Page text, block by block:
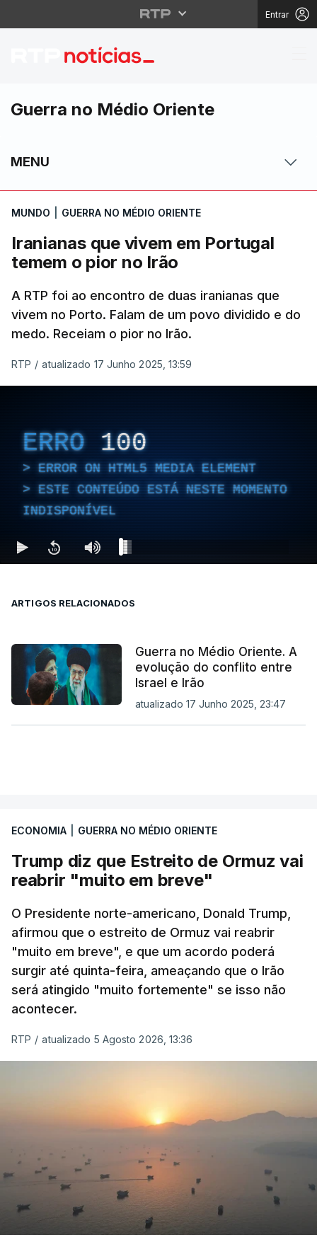
Entrar
Iranianas que vivem
Guerra no Médio Oriente
MENU
MUNDO GUERRA NO MÉDIO ORIENTE
Iranianas que vivem em Portugal
temem o pior no Irão
A RTP foi ao encontro de duas iranianas que
vivem no Porto. Falam de um povo dividido e do
medo. Receiam o pior no Irão.
RTP / atualizado 17 Junho 2025, 13:59
ERRO 100
ERROR ON HTML5 MEDIA ELEMENT
ESTE CONTEÚDO ESTÁ NESTE MOMENTO
INDISPONÍVEL
ARTIGOS RELACIONADOS
Guerra no Médio Oriente. A
evolução do conflito entre
Israel e Irão
atualizado 17 Junho 2025, 23:47
ECONOMIA GUERRA NO MÉDIO ORIENTE
Trump diz que Estreito de Ormuz vai
reabrir "muito em breve"
O Presidente norte-americano, Donald Trump,
afirmou que o estreito de Ormuz vai reabrir
"muito em breve", e que um acordo poderá
surgir até quinta-feira, ameaçando que o Irão
será atingido "muito fortemente" se isso não
acontecer.
RTP / atualizado 5 Agosto 2026, 13:36